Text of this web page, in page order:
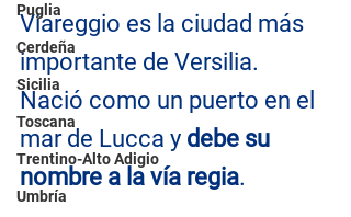
Puglia
Cerdeña
Sicilia
Toscana
Trentino-Alto Adigio
Umbría
Viareggio es la ciudad más
importante de Versilia.
Nació como un puerto en el
mar de Lucca y debe su
nombre a la vía regia.